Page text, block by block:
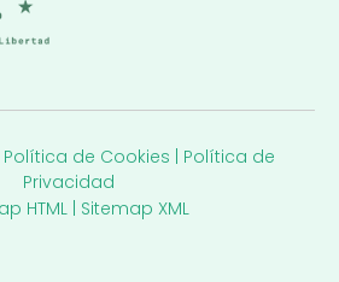
Política de Cookies | Política de
Privacidad
HTML| Sitemap XML